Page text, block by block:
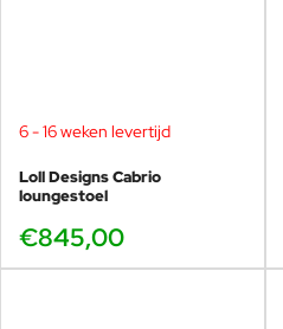
6 - 16 weken levertijd
Loll Designs Cabrio
loungestoel
€845,00